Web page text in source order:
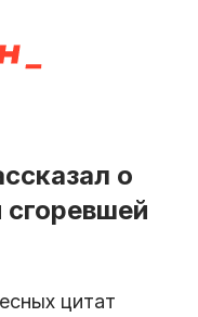
о
цитат